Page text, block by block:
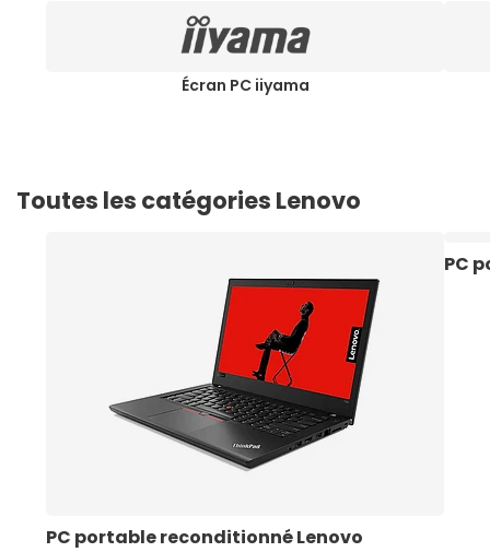
Écran PC iiyama
Toutes les catégories Lenovo
PC portable reconditionné Lenovo
PC